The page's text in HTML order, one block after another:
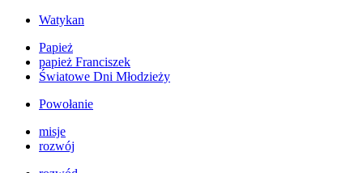
Watykan
Papież
papież Franciszek
Światowe Dni Młodzieży
Powołanie
misje
rozwój